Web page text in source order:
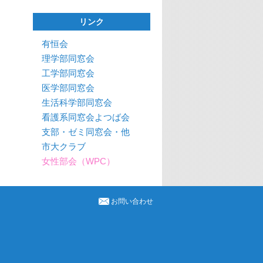
リンク
有恒会
理学部同窓会
工学部同窓会
医学部同窓会
生活科学部同窓会
看護系同窓会よつば会
支部・ゼミ同窓会・他
市大クラブ
女性部会（WPC）
お問い合わせ